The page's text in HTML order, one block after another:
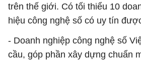
trên thế giới. Có tối thiểu 10
hiệu công nghệ số có uy tín
- Doanh nghiệp công nghệ số
cầu, góp phần xây dựng chuẩn